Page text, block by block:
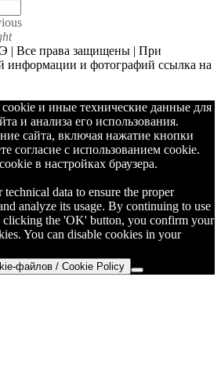
Все права защищены | При
информации и фотографий ссылка на
и иные технические данные для
и анализа его использования.
сайта, включая нажатие кнопки
согласие с использованием cookie.
в настройках браузера.
technical data to ensure the proper
analyze its usage. By continuing to use
clicking the 'OK' button, you confirm your
You can disable cookies in your
файлов / Cookie Policy